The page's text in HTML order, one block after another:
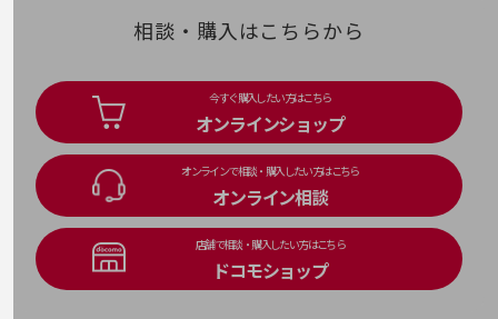
運輸業
地域産業
その他の業界はこちら
ゲーム感覚で見つける
ビジネスお悩み診断
NTTドコモビジネス
相談・購入はこちらから
今すぐ購入したい方はこちら
オンラインショップ
オンラインで相談・購入したい方はこちら
オンライン相談
店舗で相談・購入したい方はこちら
ドコモショップ